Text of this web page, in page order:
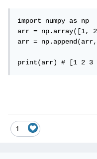
import numpy as np
arr = np.array([1,
arr =
print(arr) # [1 2 3
1